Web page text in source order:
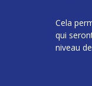
Cela
qui
niveau